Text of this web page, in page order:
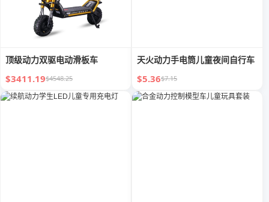
顶级动力双驱电动滑板车
$3411.19$4548.25
天火动力手电筒儿童夜间自行车
$5.36$7.15